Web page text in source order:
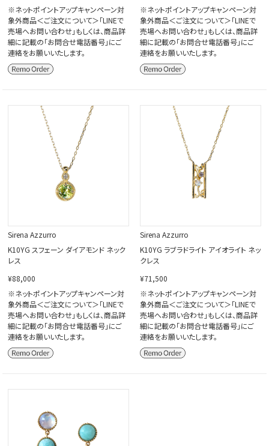
※ネットポイントアップキャンペーン対
象外商品＜ご注文について＞「LINEで
売場へお問い合わせ」もしくは、商品詳
細に記載の「お問合せ電話番号」にご
連絡をお願いいたします。
※ネットポイントアップキャンペーン対
象外商品＜ご注文について＞「LINEで
売場へお問い合わせ」もしくは、商品詳
細に記載の「お問合せ電話番号」にご
連絡をお願いいたします。
Sirena Azzurro
K10YG スフェーン ダイアモンド ネック
レス
¥88,000
※ネットポイントアップキャンペーン対
象外商品＜ご注文について＞「LINEで
売場へお問い合わせ」もしくは、商品詳
細に記載の「お問合せ電話番号」にご
連絡をお願いいたします。
Sirena Azzurro
K10YG ラブラドライト アイオライト ネッ
クレス
¥71,500
※ネットポイントアップキャンペーン対
象外商品＜ご注文について＞「LINEで
売場へお問い合わせ」もしくは、商品詳
細に記載の「お問合せ電話番号」にご
連絡をお願いいたします。